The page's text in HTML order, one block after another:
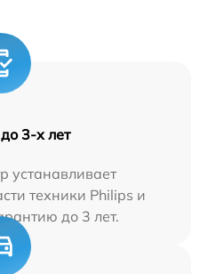
3-х лет
устанавливает
техники Philips и
до 3 лет.